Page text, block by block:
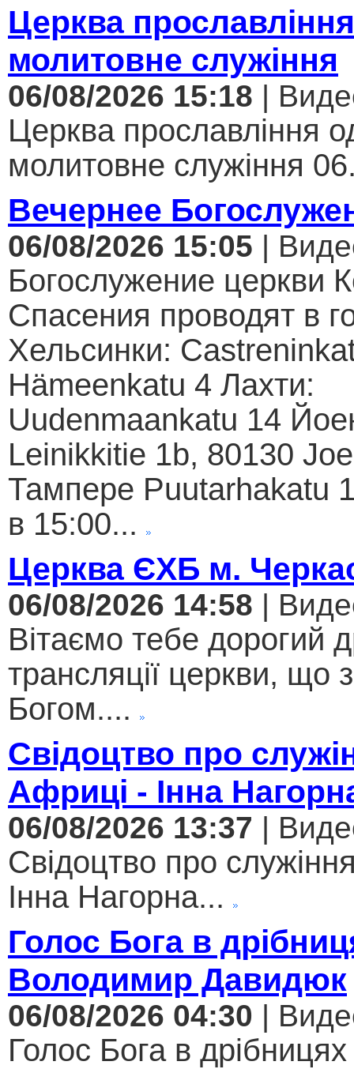
Церква
молитовне служіння
06/08/2026 15:18 |
Церква прославління
молитовне служіння
Вечернее
06/08/2026 15:05 |
Богослужение церкви
Спасения проводят в
Хельсинки:
Hämeenkatu 4 Лахти:
Uudenmaankatu 14
Leinikkitie 1b, 80130
Тампере Puutarhakatu
в 15:00...
Церква ЄХБ м.
06/08/2026 14:58 |
Вітаємо тебе дорогий
трансляції церкви, що
Богом....
Свідоцтво про
Африці - Інна
06/08/2026 13:37 |
Свідоцтво про
Інна Нагорна...
Голос Бога в
Володимир Давидюк
06/08/2026 04:30 |
Голос Бога в